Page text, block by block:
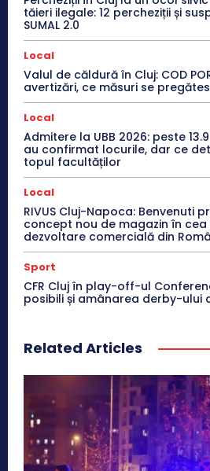
tăieri ilegale: 12 percheziții și
SUMAL 2.0
Local
Valul de căldură în Cluj: COD
avertizări, ce măsuri se
Local
Admitere la UBB 2026: peste
au confirmat locurile, dar ce
topul facultăților
Local
RIVUS Cluj-Napoca: Benvenuti
concept nou de magazin în
dezvoltare comercială din
Sport
CFR Cluj în play-off-ul
posibili și amânarea derby-ului
Related Articles